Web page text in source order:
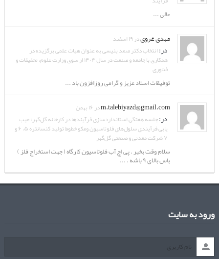
عالی ...
مهدی غرویدر ۱۹ اسفند
در:انتخاب دکتر صمد بنیسی به عنوان هیات علمی برگزیده در
همکاری با جامعه و صنعت در سال ۱۴۰۴ از سوی وزارت علوم، تحقیقات و
فناوری
توفیقات استاد عزیز و گرامی روزافزون باد ...
m.talebiyazd@gmail.comدر ۱۶ بهمن
در:جلسه هفتگی استانداردسازی فرآیندها در کارخانه گل‌گهر: عیب
یابی فرآیندی سلول‌های فلوتاسیون ومکو خطوط تولید کنسانتره ۵، ۶ و
۷ شرکت معدنی و صنعتی گل‌گهر
سلام وقت بخیر . پی اچ آب فلوتاسیون کارگاه ( جهت استخراج فلز )
باس بالای ۹ باشه . ...
ورود به سایت